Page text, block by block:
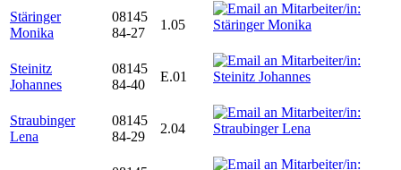
Stäringer
Monika
08145
84-27
1.05
Steinitz
Johannes
08145
84-40
E.01
Straubinger
Lena
08145
84-29
2.04